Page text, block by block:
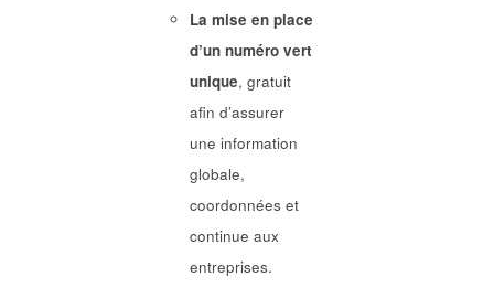
La mise en place
d’un numéro vert
unique, gratuit
afin d’assurer
une information
globale,
coordonnées et
continue aux
entreprises.